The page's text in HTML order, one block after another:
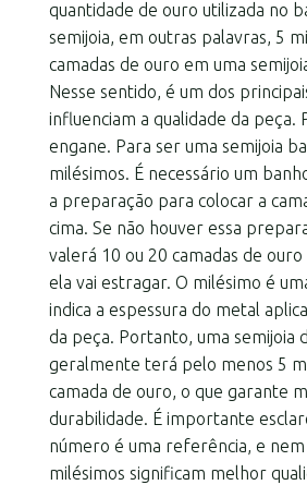
quantidade de ouro utilizada no
semijoia, em outras palavras, 5
camadas de ouro em uma
Nesse sentido, é um dos
influenciam a qualidade da peça.
engane. Para ser uma semijoia
milésimos. É necessário um
a preparação para colocar a
cima. Se não houver essa
valerá 10 ou 20 camadas de
ela vai estragar. O milésimo é
indica a espessura do metal
da peça. Portanto, uma semijoia
geralmente terá pelo menos 5
camada de ouro, o que garante
durabilidade. É importante
número é uma referência, e
milésimos significam melhor